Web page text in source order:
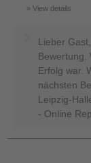
View details
Lieber
Bewertung.
Erfolg war.
nächsten
Leipzig-
- Online